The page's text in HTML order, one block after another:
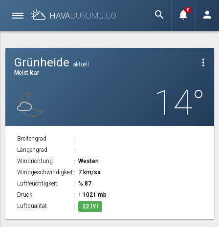
HAVADURUMU.CO search notifications
0 person
more_vert
Grünheide
aktuell
Meist klar
14°
Breitengrad
Längengrad
Windrichtung
Westen
Windgeschwindigkeit
7 km/sa
Luftfeuchtigkeit
% 87
Druck
↑ 1021 mb
Luftqualität
22 İYI